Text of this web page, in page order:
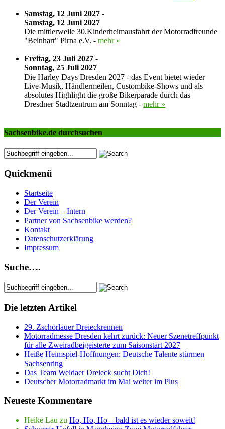
Samstag, 12 Juni 2027 -
Samstag, 12 Juni 2027
Die mittlerweile 30.Kinderheimausfahrt der Motorradfreunde
"Beinhart" Pirna e.V. - mehr »
Freitag, 23 Juli 2027 -
Sonntag, 25 Juli 2027
Die Harley Days Dresden 2027 - das Event bietet wieder
Live-Musik, Händlermeilen, Custombike-Shows und als
absolutes Highlight die große Bikerparade durch das
Dresdner Stadtzentrum am Sonntag - mehr »
Sachsenbike.de durchsuchen
Quickmenü
Startseite
Der Verein
Der Verein – Intern
Partner von Sachsenbike werden?
Kontakt
Datenschutzerklärung
Impressum
Suche….
Die letzten Artikel
29. Zschorlauer Dreieckrennen
Motorradmesse Dresden kehrt zurück: Neuer Szenetreffpunkt
für alle Zweiradbeigeisterte zum Saisonstart 2027
Heiße Heimspiel-Hoffnungen: Deutsche Talente stürmen
Sachsenring
Das Team Weidaer Dreieck sucht Dich!
Deutscher Motorradmarkt im Mai weiter im Plus
Neueste Kommentare
Heike Lau zu Ho, Ho, Ho – bald ist es wieder soweit!